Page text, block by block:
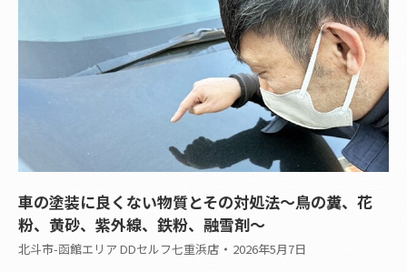
車の塗装に良くない物質とその対処法～鳥の糞、花
粉、黄砂、紫外線、鉄粉、融雪剤～
北斗市-函館エリア DDセルフ七重浜店 2026年5月7日